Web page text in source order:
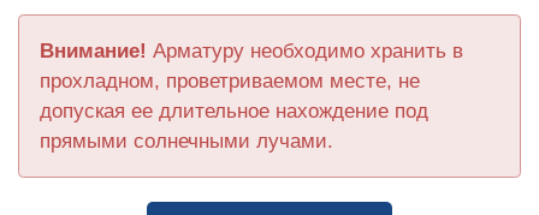
Внимание! Арматуру необходимо хранить в
прохладном, проветриваемом месте, не
допуская ее длительное нахождение под
прямыми солнечными лучами.